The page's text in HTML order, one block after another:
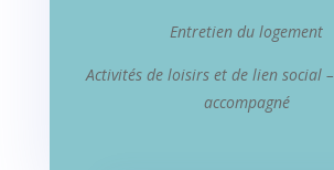
Entretien du logement
Activités de loisirs et de lien social –
accompagné